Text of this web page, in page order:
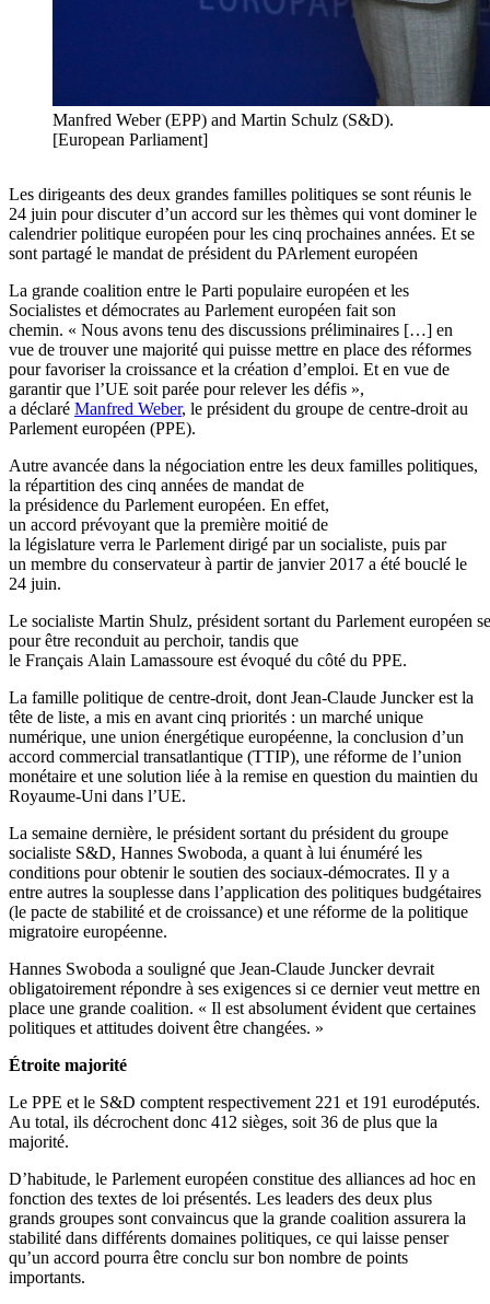
Manfred Weber (EPP) and Martin Schulz (S&D).
[European Parliament]
Les dirigeants des deux grandes familles politiques se sont réunis le
24 juin pour discuter d’un accord sur les thèmes qui vont dominer le
calendrier politique européen pour les cinq prochaines années. Et se
sont partagé le mandat de président du PArlement européen
La grande coalition entre le Parti populaire européen et les
Socialistes et démocrates au Parlement européen fait son
chemin. « Nous avons tenu des discussions préliminaires […] en
vue de trouver une majorité qui puisse mettre en place des réformes
pour favoriser la croissance et la création d’emploi. Et en vue de
garantir que l’UE soit parée pour relever les défis »,
a déclaré Manfred Weber, le président du groupe de centre-droit au
Parlement européen (PPE).
Autre avancée dans la négociation entre les deux familles politiques,
la répartition des cinq années de mandat de
la présidence du Parlement européen. En effet,
un accord prévoyant que la première moitié de
la législature verra le Parlement dirigé par un socialiste, puis par
un membre du conservateur à partir de janvier 2017 a été bouclé le
24 juin.
Le socialiste Martin Shulz, président sortant du Parlement européen
pour être reconduit au perchoir, tandis que
le Français Alain Lamassoure est évoqué du côté du PPE.
La famille politique de centre-droit, dont Jean-Claude Juncker est la
tête de liste, a mis en avant cinq priorités : un marché unique
numérique, une union énergétique européenne, la conclusion d’un
accord commercial transatlantique (TTIP), une réforme de l’union
monétaire et une solution liée à la remise en question du maintien du
Royaume-Uni dans l’UE.
La semaine dernière, le président sortant du président du groupe
socialiste S&D, Hannes Swoboda, a quant à lui énuméré les
conditions pour obtenir le soutien des sociaux-démocrates. Il y a
entre autres la souplesse dans l’application des politiques budgétaires
(le pacte de stabilité et de croissance) et une réforme de la politique
migratoire européenne.
Hannes Swoboda a souligné que Jean-Claude Juncker devrait
obligatoirement répondre à ses exigences si ce dernier veut mettre en
place une grande coalition. « Il est absolument évident que certaines
politiques et attitudes doivent être changées. »
Étroite majorité
Le PPE et le S&D comptent respectivement 221 et 191 eurodéputés.
Au total, ils décrochent donc 412 sièges, soit 36 de plus que la
majorité.
D’habitude, le Parlement européen constitue des alliances ad hoc en
fonction des textes de loi présentés. Les leaders des deux plus
grands groupes sont convaincus que la grande coalition assurera la
stabilité dans différents domaines politiques, ce qui laisse penser
qu’un accord pourra être conclu sur bon nombre de points
importants.